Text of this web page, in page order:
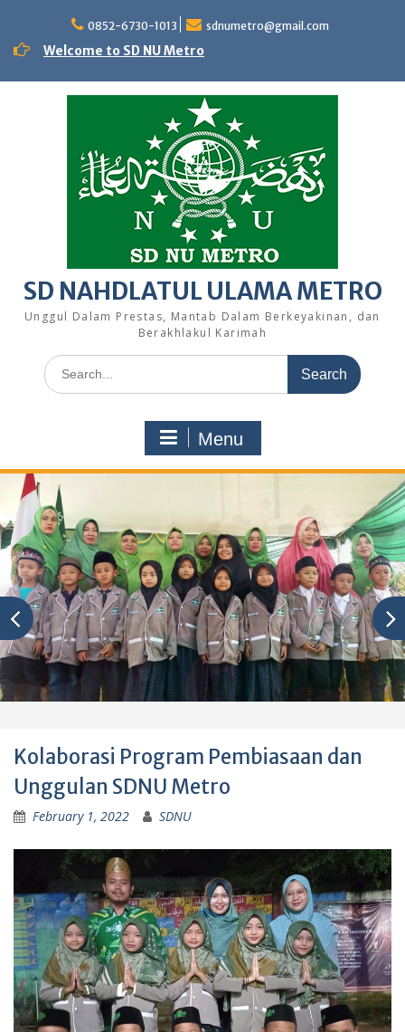
content
0852-6730-1013 sdnumetro@gmail.com
Welcome to SD NU Metro
SD NAHDLATUL ULAMA METRO
Unggul Dalam Prestas, Mantab Dalam Berkeyakinan, dan
Berakhlakul Karimah
Search
for:
Menu
Kolaborasi Program Pembiasaan dan
Unggulan SDNU Metro
February 1, 2022 SDNU